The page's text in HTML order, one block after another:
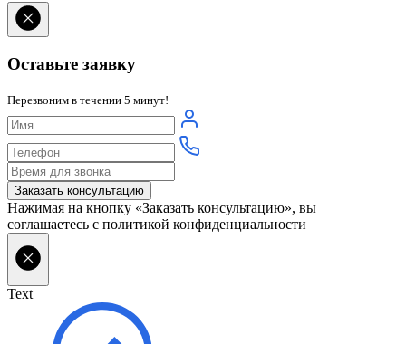
Оставьте заявку
Перезвоним в течении 5 минут!
Нажимая на кнопку «Заказать консультацию», вы
соглашаетесь с политикой конфиденциальности
Text